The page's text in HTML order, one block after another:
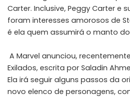
Carter. Inclusive, Peggy Carter e
foram interesses amorosos de
é ela quem assumirá o manto
A Marvel anunciou,
Exilados, escrita por Saladin
Ela irá seguir alguns passos da
novo elenco de personagens,